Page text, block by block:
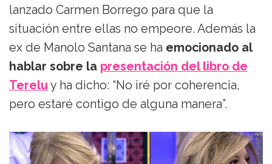
lanzado Carmen Borrego para que la
situación entre ellas no empeore. Además la
ex de Manolo Santana se ha emocionado al
hablar sobre la presentación del libro de
Terelu y ha dicho: “No iré por coherencia,
pero estaré contigo de alguna manera”.